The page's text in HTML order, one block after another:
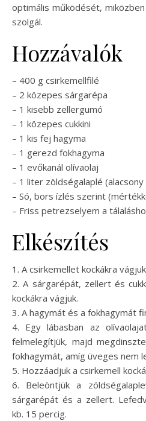
optimális működését,
szolgál.
Hozzávalók
– 400 g csirkemellfilé
– 2 közepes sárgarépa
– 1 kisebb zellergumó
– 1 közepes cukkini
– 1 kis fej hagyma
– 1 gerezd fokhagyma
– 1 evőkanál olívaolaj
– 1 liter zöldségalaplé
– Só, bors ízlés szerint
– Friss petrezselyem a
Elkészítés
1. A csirkemellet kockákra
2. A sárgarépát, zellert és
kockákra vágjuk.
3. A hagymát és a fokhagymát
4. Egy lábasban az
felmelegítjük, majd
fokhagymát, amíg üveges nem
5. Hozzáadjuk a csirkemell
6. Beleöntjük a
sárgarépát és a zellert.
kb. 15 percig.